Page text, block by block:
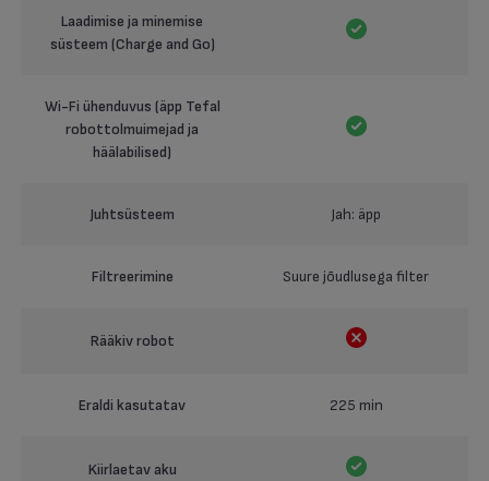
Laadimise ja minemise
süsteem (Charge and Go)
Wi-Fi ühenduvus (äpp Tefal
robottolmuimejad ja
häälabilised)
Juhtsüsteem Jah: äpp
Filtreerimine Suure jõudlusega filter
Rääkiv robot
Eraldi kasutatav 225 min
Kiirlaetav aku